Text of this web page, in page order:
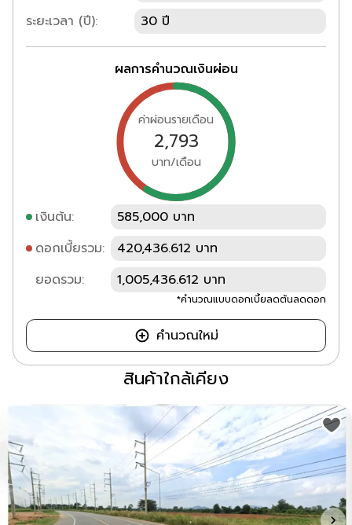
ระยะเวลา (ปี):
30 ปี
ผลการคำนวณเงินผ่อน
ค่าผ่อนรายเดือน
2,793
บาท/เดือน
เงินต้น:
585,000 บาท
ดอกเบี้ยรวม:
420,436.612 บาท
ยอดรวม:
1,005,436.612 บาท
*คำนวณแบบดอกเบี้ยลดต้นลดดอก
คำนวณใหม่
สินค้าใกล้เคียง